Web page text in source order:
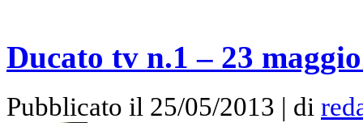
Ducato tv n.1 – 23
Pubblicato il 25/05/2013 | di